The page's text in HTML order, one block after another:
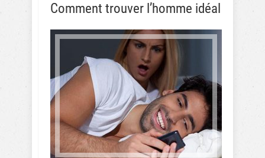
Comment trouver l’homme idéal